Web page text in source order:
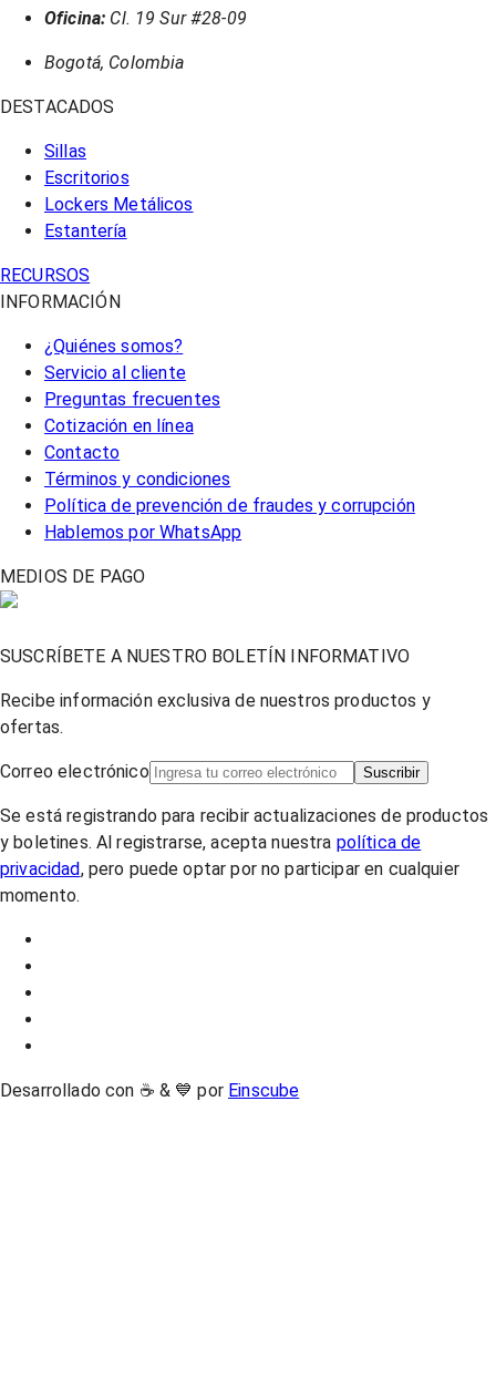
Oficina: Cl. 19 Sur #28-09
Bogotá, Colombia
DESTACADOS
Sillas
Escritorios
Lockers Metálicos
Estantería
RECURSOS
INFORMACIÓN
¿Quiénes somos?
Servicio al cliente
Preguntas frecuentes
Cotización en línea
Contacto
Términos y condiciones
Política de prevención de fraudes y corrupción
Hablemos por WhatsApp
MEDIOS DE PAGO
SUSCRÍBETE A NUESTRO BOLETÍN INFORMATIVO
Recibe información exclusiva de nuestros productos y
ofertas.
Correo electrónico Suscribir
Se está registrando para recibir actualizaciones de productos
y boletines. Al registrarse, acepta nuestra política de
privacidad, pero puede optar por no participar en cualquier
momento.
Desarrollado con ☕ & 💙 por Einscube